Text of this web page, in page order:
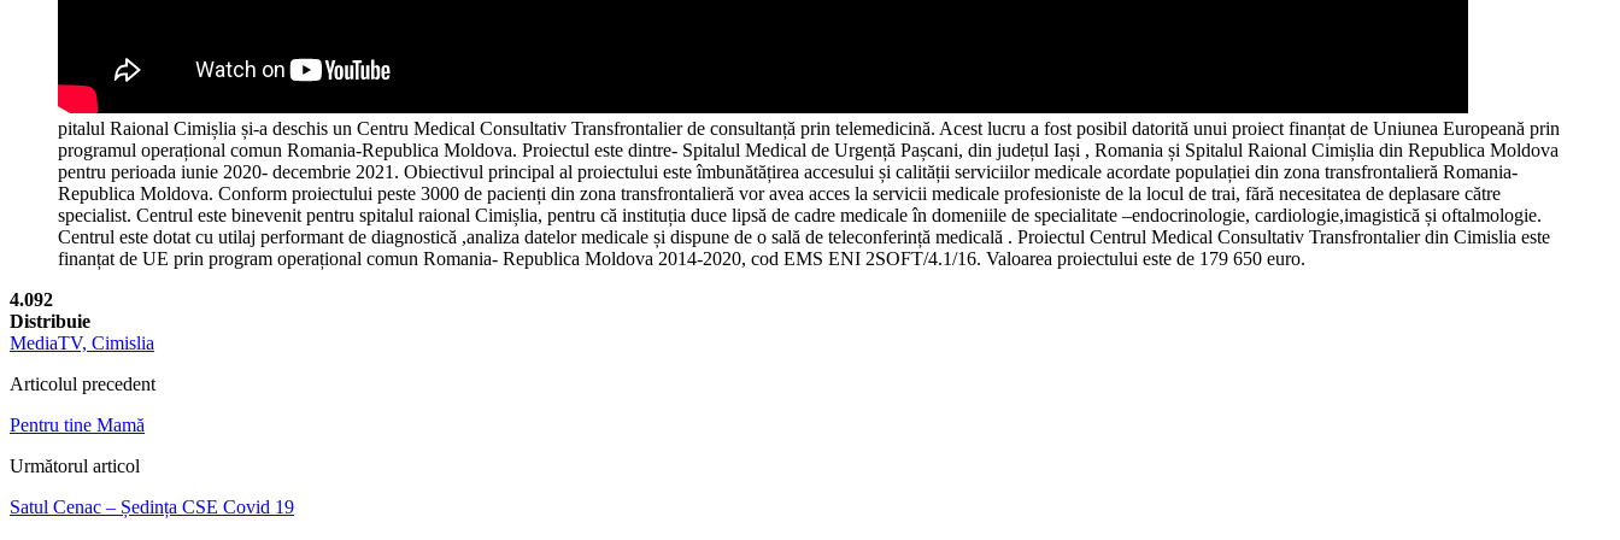
pitalul Raional Cimișlia și-a deschis un Centru Medical Consultativ Transfrontalier de consultanță prin telemedicină. Acest lucru a fost posibil datorită unui proiect finanțat de Uniunea Europeană prin
programul operațional comun Romania-Republica Moldova. Proiectul este dintre- Spitalul Medical de Urgență Pașcani, din județul Iași , Romania și Spitalul Raional Cimișlia din Republica Moldova
pentru perioada iunie 2020- decembrie 2021. Obiectivul principal al proiectului este îmbunătățirea accesului și calității serviciilor medicale acordate populației din zona transfrontalieră Romania-
Republica Moldova. Conform proiectului peste 3000 de pacienți din zona transfrontalieră vor avea acces la servicii medicale profesioniste de la locul de trai, fără necesitatea de deplasare către
specialist. Centrul este binevenit pentru spitalul raional Cimișlia, pentru că instituția duce lipsă de cadre medicale în domeniile de specialitate –endocrinologie, cardiologie,imagistică și oftalmologie.
Centrul este dotat cu utilaj performant de diagnostică ,analiza datelor medicale și dispune de o sală de teleconferință medicală . Proiectul Centrul Medical Consultativ Transfrontalier din Cimislia este
finanțat de UE prin program operațional comun Romania- Republica Moldova 2014-2020, cod EMS ENI 2SOFT/4.1/16. Valoarea proiectului este de 179 650 euro.
4.092
Distribuie
MediaTV, Cimislia
Articolul precedent
Pentru tine Mamă
Următorul articol
Satul Cenac – Ședința CSE Covid 19